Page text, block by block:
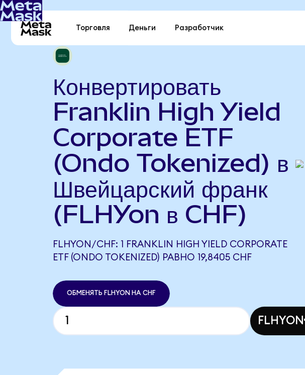
Торговля Деньги Разработчик
Конвертировать
Franklin High Yield
Corporate ETF
(Ondo Tokenized) в
Швейцарский франк
(FLHYon в CHF)
FLHYON/CHF: 1 FRANKLIN HIGH YIELD CORPORATE
ETF (ONDO TOKENIZED) РАВНО 19,8405 CHF
ОБМЕНЯТЬ FLHYON НА CHF
FLHYON